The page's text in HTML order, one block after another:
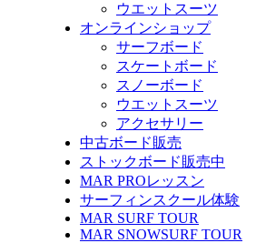
ウエットスーツ
オンラインショップ
サーフボード
スケートボード
スノーボード
ウエットスーツ
アクセサリー
中古ボード販売
ストックボード販売中
MAR PROレッスン
サーフィンスクール体験
MAR SURF TOUR
MAR SNOWSURF TOUR